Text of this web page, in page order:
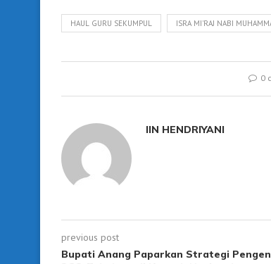
HAUL GURU SEKUMPUL ISRA MI'RAJ NABI
0
IIN HENDRIYANI
previous post
Bupati Anang Paparkan Strategi